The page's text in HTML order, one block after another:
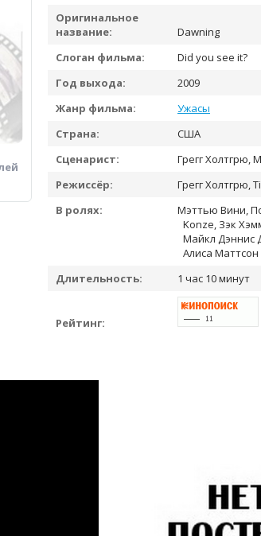
Оригинальное
название:
Dawning
Слоган фильма:
Did you see it?
Год выхода:
2009
Жанр фильма:
Ужасы
Страна:
США
Сценарист:
Грегг Холтгрю,
Режиссёр:
Грегг Холтгрю,
В ролях:
Мэттью Вини,
Konze, Зэк
Майкл Дэннис
Алиса Маттсон
Длительность:
1 час 10 минут
Рейтинг: